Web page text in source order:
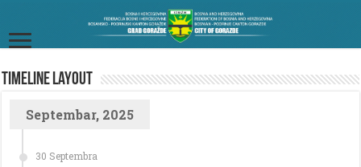
TimeLine Layout
Septembar, 2025
30 Septembra